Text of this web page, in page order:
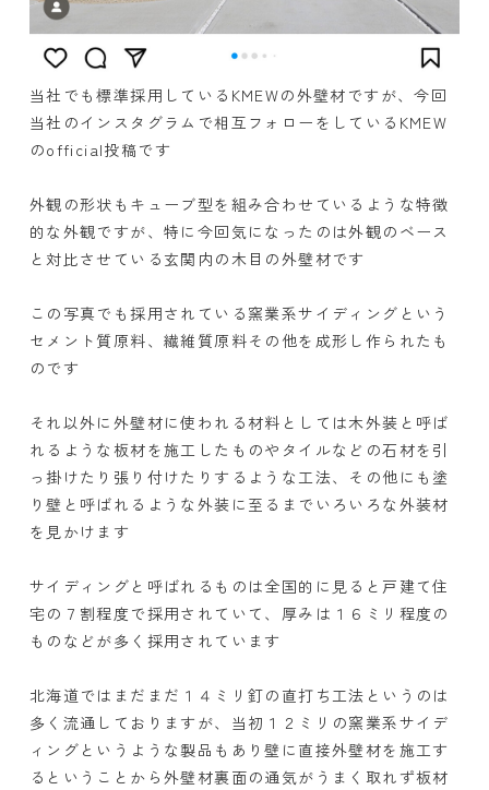
当社でも標準採用しているKMEWの外壁材ですが、今回
当社のインスタグラムで相互フォローをしているKMEW
のofficial投稿です
外観の形状もキューブ型を組み合わせているような特徴
的な外観ですが、特に今回気になったのは外観のベース
と対比させている玄関内の木目の外壁材です
この写真でも採用されている窯業系サイディングという
セメント質原料、繊維質原料その他を成形し作られたも
のです
それ以外に外壁材に使われる材料としては木外装と呼ば
れるような板材を施工したものやタイルなどの石材を引
っ掛けたり張り付けたりするような工法、その他にも塗
り壁と呼ばれるような外装に至るまでいろいろな外装材
を見かけます
サイディングと呼ばれるものは全国的に見ると戸建て住
宅の７割程度で採用されていて、厚みは１６ミリ程度の
ものなどが多く採用されています
北海道ではまだまだ１４ミリ釘の直打ち工法というのは
多く流通しておりますが、当初１２ミリの窯業系サイデ
ィングというような製品もあり壁に直接外壁材を施工す
るということから外壁材裏面の通気がうまく取れず板材